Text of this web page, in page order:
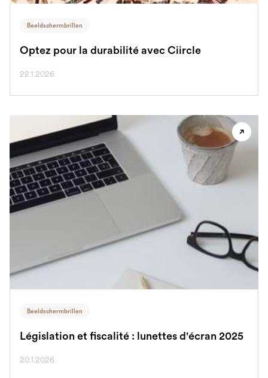
Beeldschermbrillen
Optez pour la durabilité avec Ciircle
22.1.2026
Beeldschermbrillen
Législation et fiscalité : lunettes d'écran 2025
20.1.2026